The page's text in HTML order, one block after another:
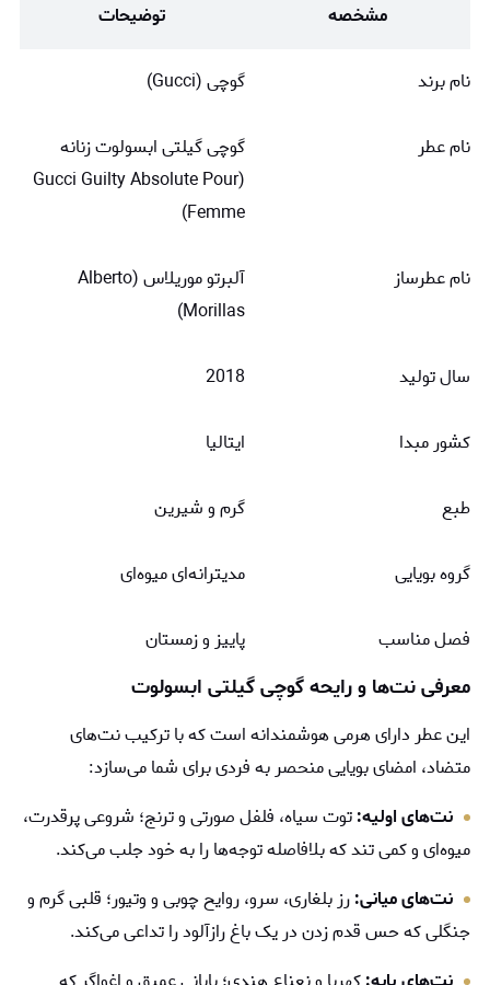
مشخصه توضیحات
نام برند گوچی (Gucci)
نام عطر
گوچی گیلتی ابسولوت زنانه
(Gucci Guilty Absolute Pour
Femme)
نام عطرساز
آلبرتو موریلاس (Alberto
Morillas)
سال تولید 2018
کشور مبدا ایتالیا
طبع گرم و شیرین
گروه بویایی مدیترانه‌ای میوه‌ای
فصل مناسب پاییز و زمستان
معرفی نت‌ها و رایحه گوچی گیلتی ابسولوت
این عطر دارای هرمی هوشمندانه است که با ترکیب نت‌های
متضاد، امضای بویایی منحصر به فردی برای شما می‌سازد:
نت‌های اولیه:توت سیاه، فلفل صورتی و ترنج؛ شروعی پرقدرت،
میوه‌ای و کمی تند که بلافاصله توجه‌ها را به خود جلب می‌کند.
نت‌های میانی:رز بلغاری، سرو، روایح چوبی و وتیور؛ قلبی گرم و
جنگلی که حس قدم زدن در یک باغ رازآلود را تداعی می‌کند.